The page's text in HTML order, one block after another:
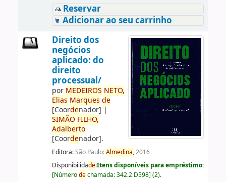
Reservar
Adicionar ao seu carrinho
Direito dos
negócios
aplicado: do
direito
processual/
por MEDEIROS NETO,
Elias Marques de
[Coordenador] |
SIMÃO FILHO,
Adalberto
[Coordenador].
Editora:São Paulo:Almedina,2016
Disponibilidade:Itens disponíveis para empréstimo:
[Númerodechamada:342.2 D598] (2).